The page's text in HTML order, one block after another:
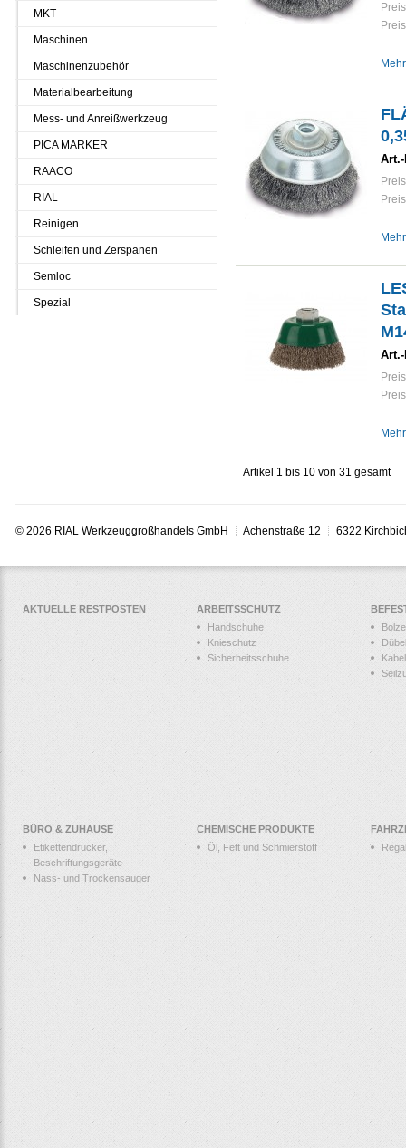
Art.-
Art.-
Artikel 1 bis 10 von 31 gesamt
MKT
Maschinen
Maschinenzubehör
Materialbearbeitung
Mess- und Anreißwerkzeug
PICA MARKER
RAACO
RIAL
Reinigen
Schleifen und Zerspanen
Semloc
Spezial
© 2026 RIAL Werkzeuggroßhandels GmbH Achenstraße 12 6322
AKTUELLE RESTPOSTEN
ARBEITSSCHUTZ
Handschuhe
Knieschutz
Sicherheitsschuhe
Dübel
BÜRO & ZUHAUSE
Etikettendrucker,
Beschriftungsgeräte
Nass- und Trockensauger
CHEMISCHE PRODUKTE
Öl, Fett und Schmierstoff